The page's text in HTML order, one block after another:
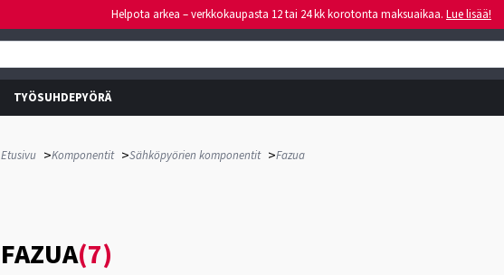
Helpota arkea – verkkokaupasta 12 tai 24 kk korotonta maksuaikaa. Lue lisää!
TYÖSUHDEPYÖRÄ
Etusivu >Komponentit >Sähköpyörien komponentit >Fazua
FAZUA(7)